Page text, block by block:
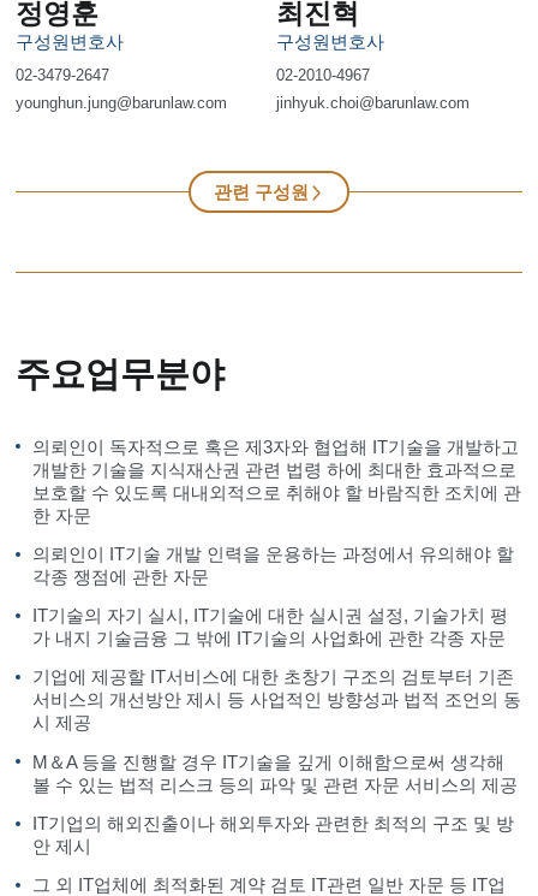
정영훈
구성원변호사
02-3479-2647
younghun.jung@barunlaw.com
최진혁
구성원변호사
02-2010-4967
jinhyuk.choi@barunlaw.com
관련 구성원
주요업무분야
의뢰인이 독자적으로 혹은 제3자와 협업해 IT기술을 개발하고
개발한 기술을 지식재산권 관련 법령 하에 최대한 효과적으로
보호할 수 있도록 대내외적으로 취해야 할 바람직한 조치에 관
한 자문
의뢰인이 IT기술 개발 인력을 운용하는 과정에서 유의해야 할
각종 쟁점에 관한 자문
IT기술의 자기 실시, IT기술에 대한 실시권 설정, 기술가치 평
가 내지 기술금융 그 밖에 IT기술의 사업화에 관한 각종 자문
기업에 제공할 IT서비스에 대한 초창기 구조의 검토부터 기존
서비스의 개선방안 제시 등 사업적인 방향성과 법적 조언의 동
시 제공
M＆A 등을 진행할 경우 IT기술을 깊게 이해함으로써 생각해
볼 수 있는 법적 리스크 등의 파악 및 관련 자문 서비스의 제공
IT기업의 해외진출이나 해외투자와 관련한 최적의 구조 및 방
안 제시
그 외 IT업체에 최적화된 계약 검토 IT관련 일반 자문 등 IT업